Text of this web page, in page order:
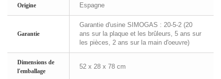
Origine Espagne
Garantie
Garantie d'usine SIMOGAS : 20-5-2 (20
ans sur la plaque et les brûleurs, 5 ans sur
les pièces, 2 ans sur la main d'oeuvre)
Dimensions de
l'emballage
52 x 28 x 78 cm